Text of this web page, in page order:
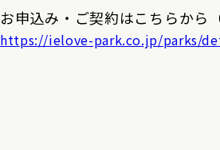
お申込み・ご契約はこちらから
https://ielove-park.co.jp/parks/